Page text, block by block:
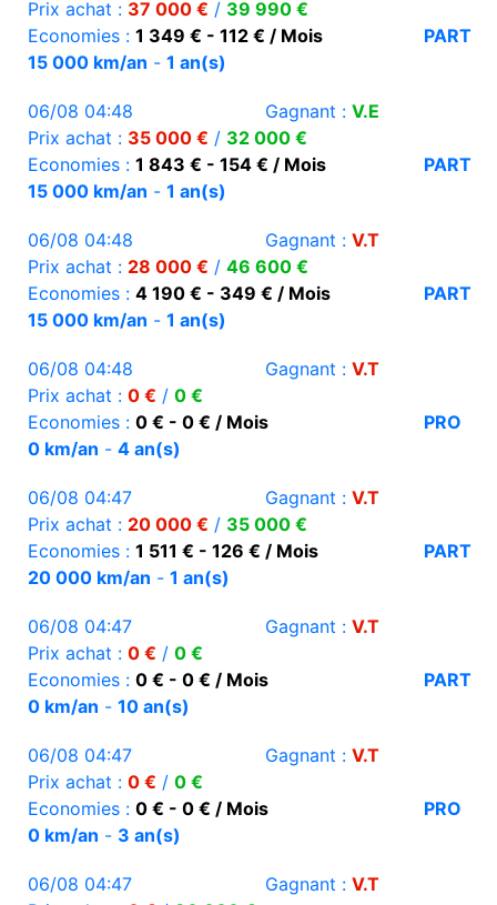
Prix achat : 37 000 € / 39 990 €
Economies : 1 349 € - 112 € / Mois
PART
15 000 km/an - 1 an(s)
06/08 04:48 Gagnant : V.E
Prix achat : 35 000 € / 32 000 €
Economies : 1 843 € - 154 € / Mois
PART
15 000 km/an - 1 an(s)
06/08 04:48 Gagnant : V.T
Prix achat : 28 000 € / 46 600 €
Economies : 4 190 € - 349 € / Mois
PART
15 000 km/an - 1 an(s)
06/08 04:48 Gagnant : V.T
Prix achat : 0 € / 0 €
Economies : 0 € - 0 € / Mois
PRO
0 km/an - 4 an(s)
06/08 04:47 Gagnant : V.T
Prix achat : 20 000 € / 35 000 €
Economies : 1 511 € - 126 € / Mois
PART
20 000 km/an - 1 an(s)
06/08 04:47 Gagnant : V.T
Prix achat : 0 € / 0 €
Economies : 0 € - 0 € / Mois
PART
0 km/an - 10 an(s)
06/08 04:47 Gagnant : V.T
Prix achat : 0 € / 0 €
Economies : 0 € - 0 € / Mois
PRO
0 km/an - 3 an(s)
06/08 04:47 Gagnant : V.T